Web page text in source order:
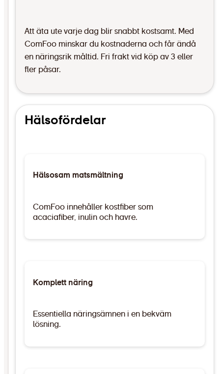
Att äta ute varje dag blir snabbt kostsamt. Med
ComFoo minskar du kostnaderna och får ändå
en näringsrik måltid. Fri frakt vid köp av 3 eller
fler påsar.
Hälsofördelar
Hälsosam matsmältning
ComFoo innehåller kostfiber som
acaciafiber, inulin och havre.
Komplett näring
Essentiella näringsämnen i en bekväm
lösning.